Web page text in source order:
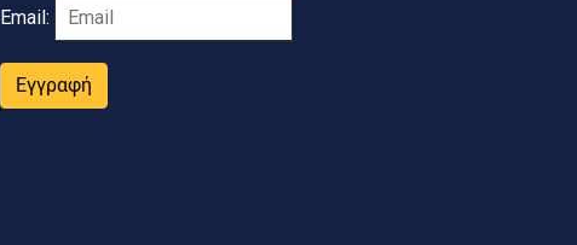
Email:
Εγγραφή